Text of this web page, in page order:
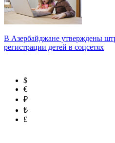
В Азербайджане утверждены
регистрации детей в соцсетях
$
€
₽
₺
£